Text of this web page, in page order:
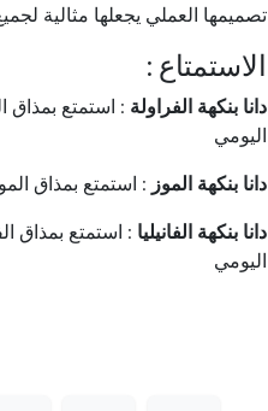
تصميمها العملي يجعلها مثالية
: الاستمتاع
دانا بنكهة الفراولة : استمتع بمذاق
اليومي
دانا بنكهة الموز : استمتع بمذاق
دانا بنكهة الفانيليا : استمتع بمذاق
اليومي